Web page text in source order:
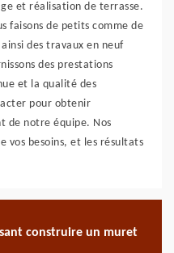
et réalisation de terrasse.
faisons de petits comme de
des travaux en neuf
des prestations
et la qualité des
pour obtenir
de notre équipe. Nos
vos besoins, et les résultats
construire un muret